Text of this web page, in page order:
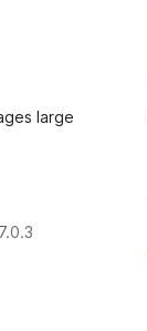
large